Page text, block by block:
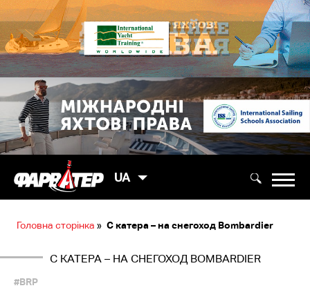
UA
Головна сторінка » С катера – на снегоход Bombardier
С КАТЕРА – НА СНЕГОХОД BOMBARDIER
#BRP